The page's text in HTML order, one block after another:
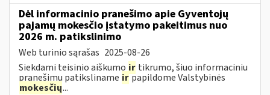
Dėl informacinio pranešimo apie Gyventojų
pajamų mokesčio įstatymo pakeitimus nuo
2026 m. patikslinimo
Web turinio sąrašas 2025-08-26
Siekdami teisinio aiškumo ir tikrumo, šiuo informaciniu
pranešimu patiksliname irpapildome Valstybinės
mokesčių...